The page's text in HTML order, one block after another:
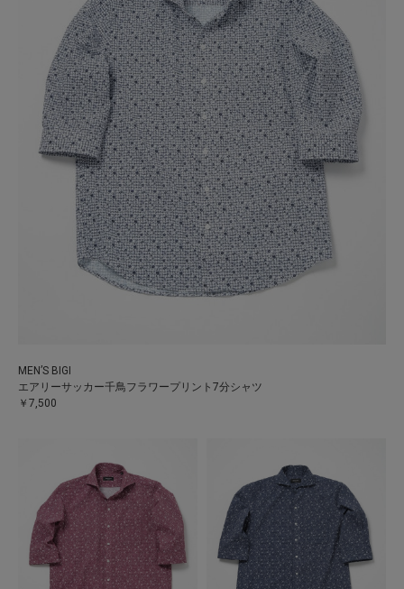
MEN’S BIGI
エアリーサッカー千鳥フラワープリント7分シャツ
￥7,500